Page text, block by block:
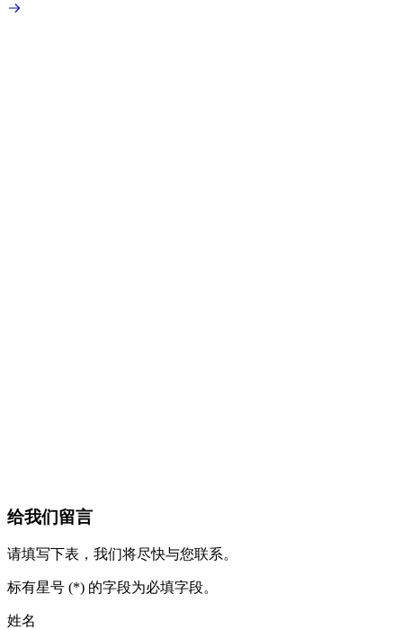
给我们留言
请填写下表，我们将尽快与您联系。
标有星号 (*) 的字段为必填字段。
姓名